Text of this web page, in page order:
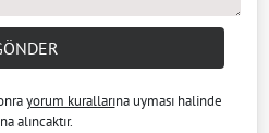
yorum kurallarına uyması halinde
alıncaktır.